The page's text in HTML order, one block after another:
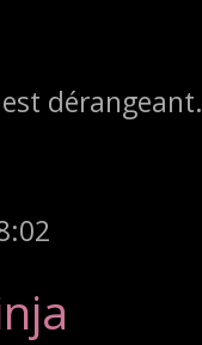
dérangeant.